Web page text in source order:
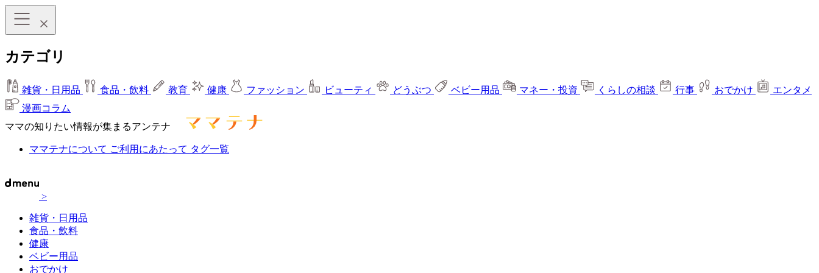
カテゴリ
雑貨・日用品 食品・飲料 教育 健康 ファッション ビューティ どうぶつ ベビー用品 マネー・投資 くらしの相談 行事 おでかけ
エンタメ
漫画コラム
ママの知りたい情報が集まるアンテナ
ママテナについて ご利用にあたって タグ一覧
>
雑貨・日用品
食品・飲料
健康
ベビー用品
おでかけ